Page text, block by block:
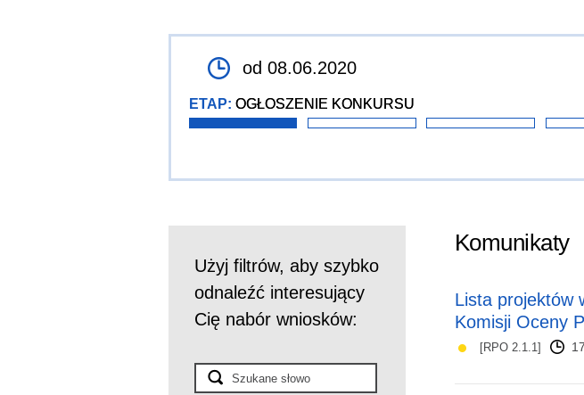
od 08.06.2020
ETAP: OGŁOSZENIE KONKURSU
Użyj filtrów, aby szybko
odnaleźć interesujący
Cię nabór wniosków:
Komunikaty
Lista projektów
Komisji Oceny
[RPO 2.1.1]